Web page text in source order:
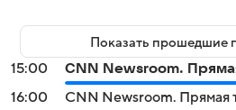
Показать прошедшие
15:00
CNN Newsroom.
16:00
CNN Newsroom. Прямая